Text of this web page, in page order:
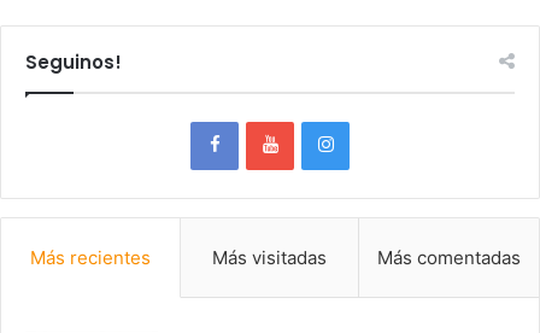
Seguinos!
Más recientes Más visitadas Más comentadas